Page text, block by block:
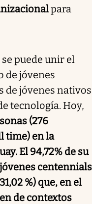
para
puede unir el
de jóvenes
de jóvenes nativos
tecnología. Hoy,
(276
time) en la
El 94,72% de su
centennials
%) que, en el
de contextos